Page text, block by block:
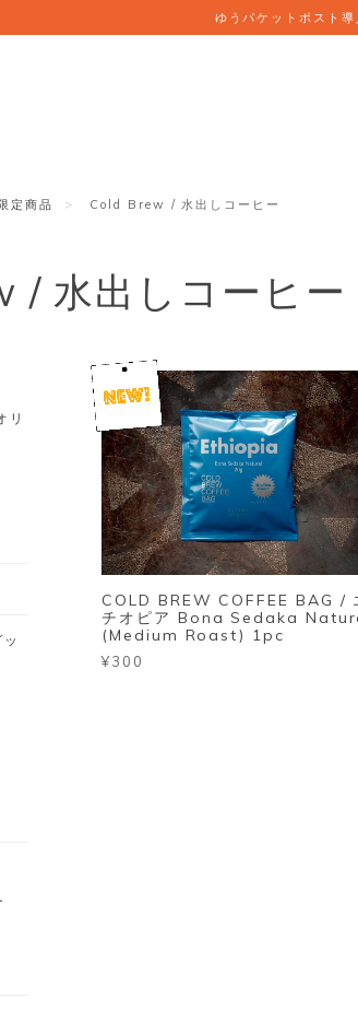
ゆうパケットポスト
定商品 Cold Brew / 水出しコーヒー
/ 水出しコーヒー
COLD BREW COFFEE BAG /
チオピア Bona Sedaka
(Medium Roast) 1pc
¥300
リ